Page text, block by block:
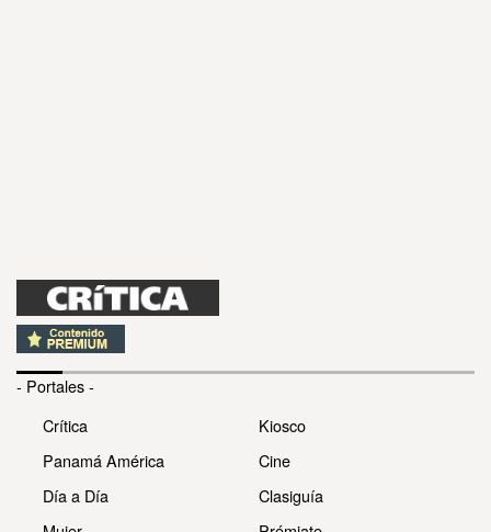
- Portales -
Crítica
Panamá América
Día a Día
Kiosco
Cine
Clasiguía